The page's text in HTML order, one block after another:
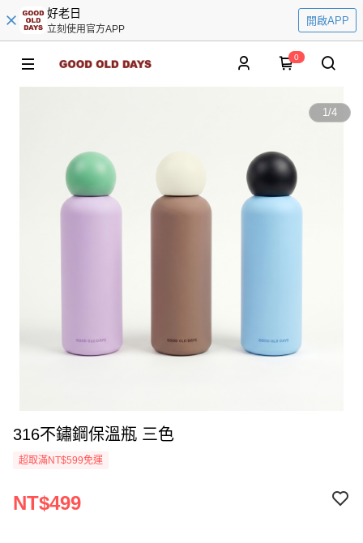
好老日
立刻使用官方APP
開啟APP
0
1/4
316不鏽鋼保溫瓶 三色
超取滿NT$599免運
NT$499